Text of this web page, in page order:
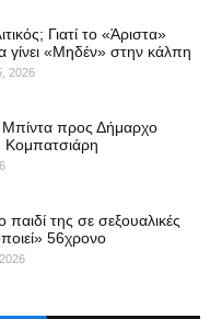
Γιατί το «Άριστα»
γίνει «Μηδέν» στην κάλπη
2026
Μπίντα προς Δήμαρχο
Κομπατσιάρη
της σε σεξουαλικές
56χρονο